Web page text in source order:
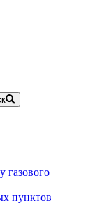
газового
пунктов